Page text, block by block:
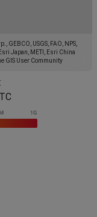
GEBCO, USGS, FAO, NPS,
Japan, METI, Esri China
GIS User Community